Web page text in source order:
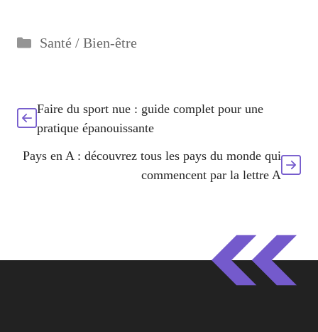
Catégories
Santé / Bien-être
Faire du sport nue : guide complet pour une
pratique épanouissante
Pays en A : découvrez tous les pays du monde qui
commencent par la lettre A